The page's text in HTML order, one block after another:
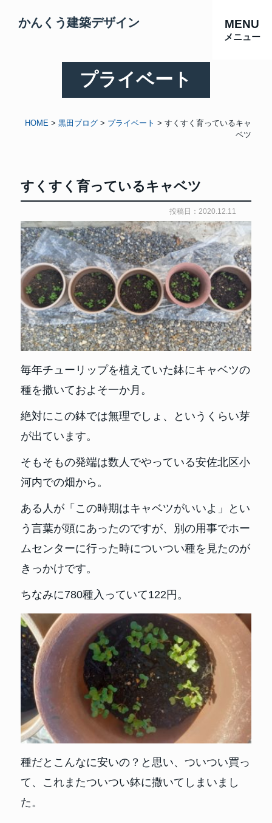
かんくう建築デザイン MENU
メニュー
プライベート
HOME >黒田ブログ > プライベート >すくすく育っているキャ
ベツ
すくすく育っているキャベツ
投稿日：2020.12.11
毎年チューリップを植えていた鉢にキャベツの
種を撒いておよそ一か月。
絶対にこの鉢では無理でしょ、というくらい芽
が出ています。
そもそもの発端は数人でやっている安佐北区小
河内での畑から。
ある人が「この時期はキャベツがいいよ」とい
う言葉が頭にあったのですが、別の用事でホー
ムセンターに行った時についつい種を見たのが
きっかけです。
ちなみに780種入っていて122円。
種だとこんなに安いの？と思い、ついつい買っ
て、これまたついつい鉢に撒いてしまいまし
た。